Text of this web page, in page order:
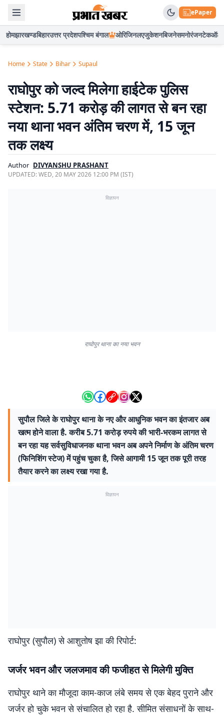
ePaper
होमझारखण्डबिहारउत्तर प्रदेशपश्चिम बंगाल ओरिजिनलएजुकेशनबिजनेसमनोरंजनटेकऑटो
Home State Bihar Supaul
राघोपुर को जल्द मिलेगा हाईटेक पुलिस
स्टेशन: 5.71 करोड़ की लागत से बन रहा
नया थाना भवन अंतिम चरण में, 15 जून
तक लक्ष्य
Author DIVYANSHU PRASHANT
UPDATED:WED, 20 MAY 2026 12:00 PM (IST)
विज्ञापन
राघोपुर थाना का नया भवन
सुपौल जिले के राघोपुर थाना के नए और आधुनिक भवन का इंतजार अब
खत्म होने वाला है. करीब 5.71 करोड़ रुपये की भारी-भरकम लागत से
बन रहा यह सर्वसुविधाजनक थाना भवन अब अपने निर्माण के अंतिम चरण
(फिनिशिंग स्टेज) में पहुंच चुका है, जिसे आगामी 15 जून तक पूरी तरह
तैयार करने का लक्ष्य रखा गया है.
विज्ञापन
राघोपुर (सुपौल) से आशुतोष झा की रिपोर्ट:
जर्जर भवन और जलजमाव की फजीहत से मिलेगी मुक्ति
राघोपुर थाने का मौजूदा काम-काज लंबे समय से एक बेहद पुराने और
जर्जर हो चुके भवन से संचालित हो रहा है. सीमित संसाधनों के साथ-